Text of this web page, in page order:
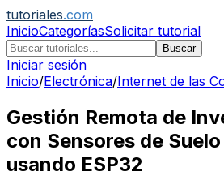
tutoriales.com
InicioCategoríasSolicitar tutorial
Buscar
Iniciar sesión
Inicio/Electrónica/Internet de las
Gestión Remota de
con Sensores de
usando ESP32